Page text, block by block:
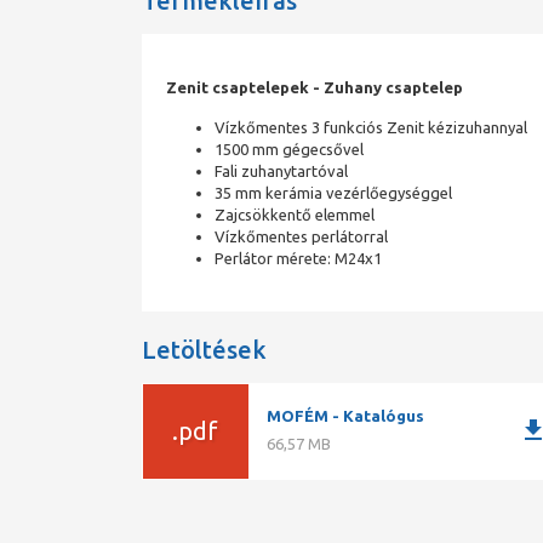
Zenit csaptelepek - Zuhany csaptelep
Vízkőmentes 3 funkciós Zenit kézizuhannyal
1500 mm gégecsővel
Fali zuhanytartóval
35 mm kerámia vezérlőegységgel
Zajcsökkentő elemmel
Vízkőmentes perlátorral
Perlátor mérete: M24x1
Letöltések
.pdf
MOFÉM - Katalógus
66,57 MB